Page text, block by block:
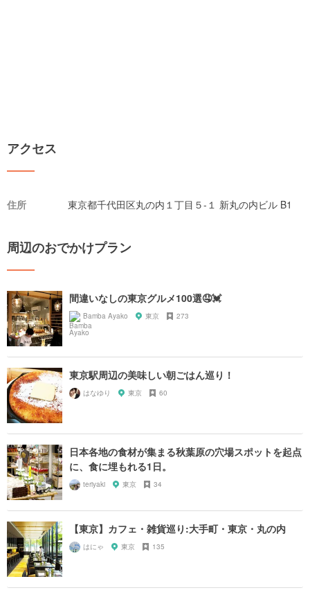
アクセス
住所 東京都千代田区丸の内１丁目５-１ 新丸の内ビル B1
周辺のおでかけプラン
間違いなしの東京グルメ100選🤤💓
Bamba Ayako 東京 273
東京駅周辺の美味しい朝ごはん巡り！
はなゆり 東京 60
日本各地の食材が集まる秋葉原の穴場スポットを起点
に、食に埋もれる1日。
teriyaki 東京 34
【東京】カフェ・雑貨巡り:大手町・東京・丸の内
はにゃ 東京 135